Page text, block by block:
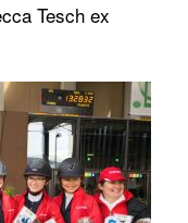
Tesch ex